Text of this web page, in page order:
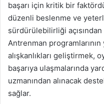
başarı için kritik bir
düzenli beslenme ve
sürdürülebilirliği
Antrenman programlarının
alışkanlıkları geliştirmek,
başarıya ulaşmalarında
uzmanından alınacak
sağlar.